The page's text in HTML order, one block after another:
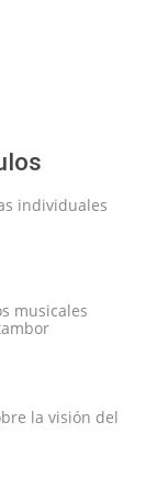
individuales
musicales
la visión del